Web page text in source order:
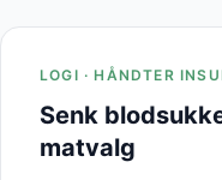
LOGI · HÅNDTER
Senk
matvalg